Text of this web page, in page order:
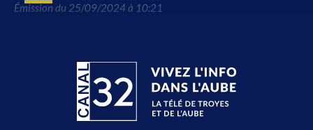
Émission du 25/09/2024 à 10:21